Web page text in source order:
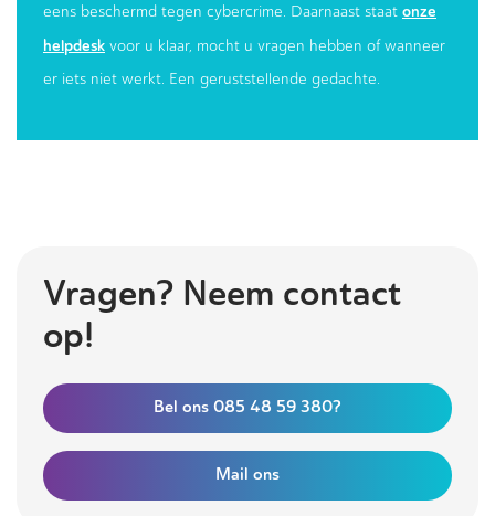
eens beschermd tegen cybercrime. Daarnaast staat onze
helpdesk voor u klaar, mocht u vragen hebben of wanneer
er iets niet werkt. Een geruststellende gedachte.
Vragen? Neem contact
op!
Bel ons 085 48 59 380?
Mail ons